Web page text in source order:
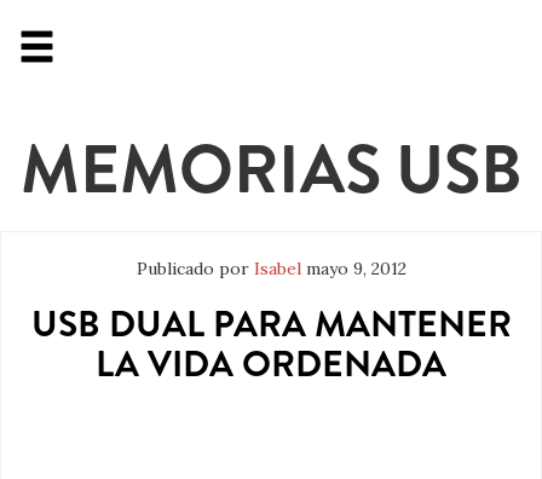
MEMORIAS USB
Publicado por Isabel mayo 9, 2012
USB DUAL PARA MANTENER
LA VIDA ORDENADA